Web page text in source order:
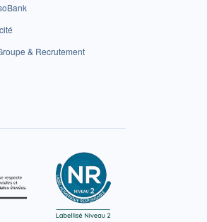
& Recrutement